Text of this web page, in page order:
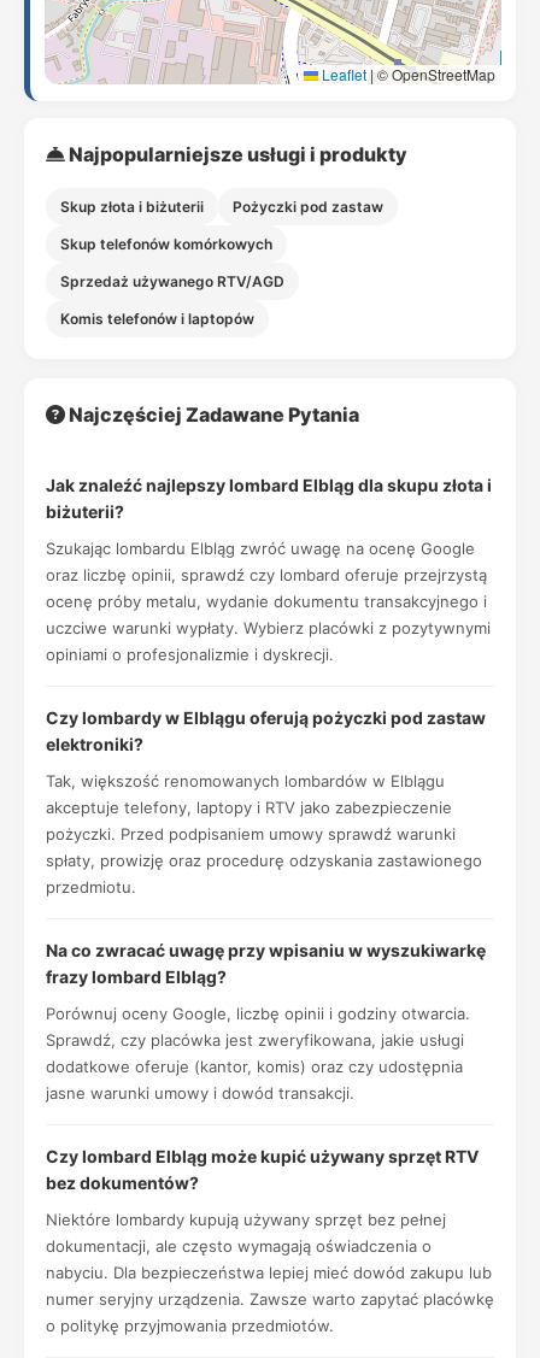
Leaflet | © OpenStreetMap
Najpopularniejsze usługi i produkty
Skup złota i biżuterii Pożyczki pod zastaw
Skup telefonów komórkowych
Sprzedaż używanego RTV/AGD
Komis telefonów i laptopów
Najczęściej Zadawane Pytania
Jak znaleźć najlepszy lombard Elbląg dla skupu złota i
biżuterii?
Szukając lombardu Elbląg zwróć uwagę na ocenę Google
oraz liczbę opinii, sprawdź czy lombard oferuje przejrzystą
ocenę próby metalu, wydanie dokumentu transakcyjnego i
uczciwe warunki wypłaty. Wybierz placówki z pozytywnymi
opiniami o profesjonalizmie i dyskrecji.
Czy lombardy w Elblągu oferują pożyczki pod zastaw
elektroniki?
Tak, większość renomowanych lombardów w Elblągu
akceptuje telefony, laptopy i RTV jako zabezpieczenie
pożyczki. Przed podpisaniem umowy sprawdź warunki
spłaty, prowizję oraz procedurę odzyskania zastawionego
przedmiotu.
Na co zwracać uwagę przy wpisaniu w wyszukiwarkę
frazy lombard Elbląg?
Porównuj oceny Google, liczbę opinii i godziny otwarcia.
Sprawdź, czy placówka jest zweryfikowana, jakie usługi
dodatkowe oferuje (kantor, komis) oraz czy udostępnia
jasne warunki umowy i dowód transakcji.
Czy lombard Elbląg może kupić używany sprzęt RTV
bez dokumentów?
Niektóre lombardy kupują używany sprzęt bez pełnej
dokumentacji, ale często wymagają oświadczenia o
nabyciu. Dla bezpieczeństwa lepiej mieć dowód zakupu lub
numer seryjny urządzenia. Zawsze warto zapytać placówkę
o politykę przyjmowania przedmiotów.